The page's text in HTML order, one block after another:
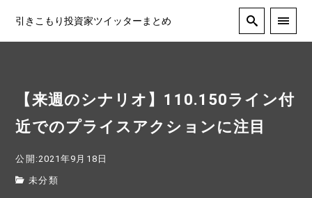
引きこもり投資家ツイッターまとめ
【来週のシナリオ】110.150ライン付
近でのプライスアクションに注目
公開:2021年9月18日
未分類